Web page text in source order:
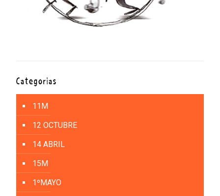
Categorías
11M
12 OCTUBRE
14 ABRIL
15M
1ºMAYO